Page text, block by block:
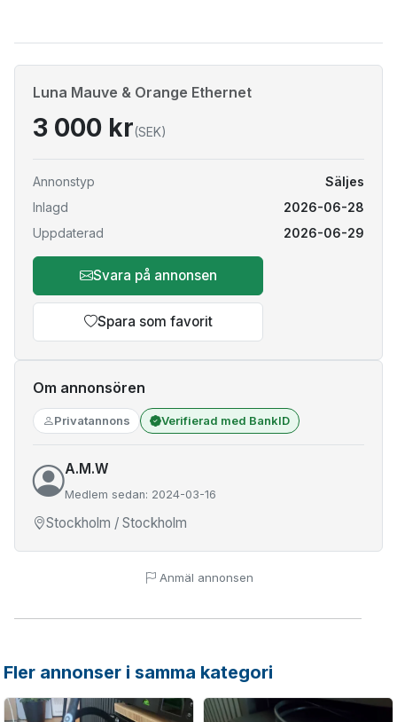
Luna Mauve & Orange Ethernet
3 000 kr(SEK)
Annonstyp
Säljes
Inlagd
2026-06-28
Uppdaterad
2026-06-29
Svara på annonsen
Spara som favorit
Om annonsören
Privatannons Verifierad med BankID
A.M.W
Medlem sedan: 2024-03-16
Stockholm / Stockholm
Anmäl annonsen
Fler annonser i samma kategori